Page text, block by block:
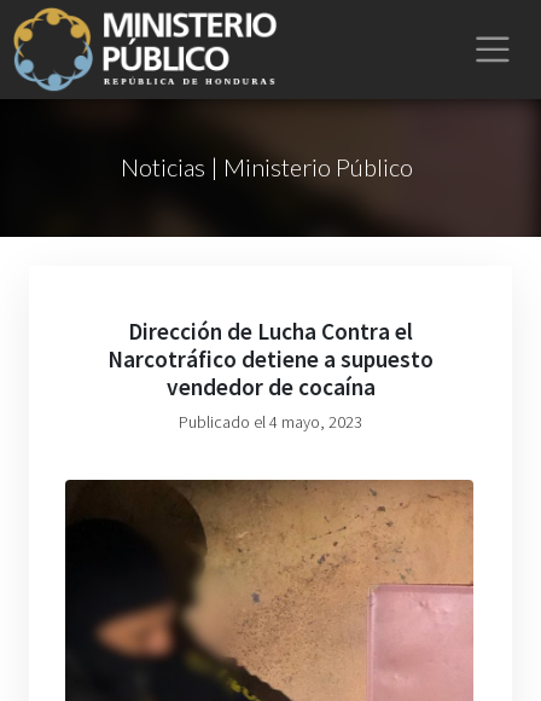
Noticias | Ministerio Público
Dirección de Lucha Contra el
Narcotráfico detiene a supuesto
vendedor de cocaína
Publicado el 4 mayo, 2023